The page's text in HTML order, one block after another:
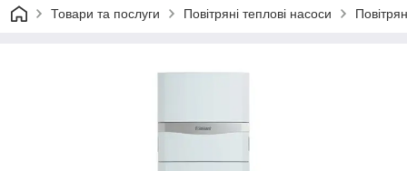
Товари та послуги Повітряні теплові насоси